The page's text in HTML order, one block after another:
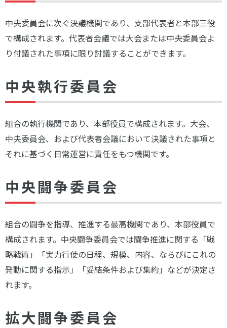
中央委員会に次ぐ決議機関であり、支部代表者と本部三役
で構成されます。代表者会議では大会または中央委員会よ
り付議された事項に限り討議することができます。
中央執行委員会
組合の執行機関であり、本部役員で構成されます。大会、
中央委員会、および代表者会議において決議された事項と
それに基づく日常運営に責任をもつ機関です。
中央闘争委員会
組合の闘争を指導、推進する最高機関であり、本部役員で
構成されます。中央闘争委員会では闘争推進に関する「戦
略戦術」「実力行使の日程、規模、内容、ならびにこれの
発動に関する指示」「妥結条件および集約」などが決定さ
れます。
拡大闘争委員会